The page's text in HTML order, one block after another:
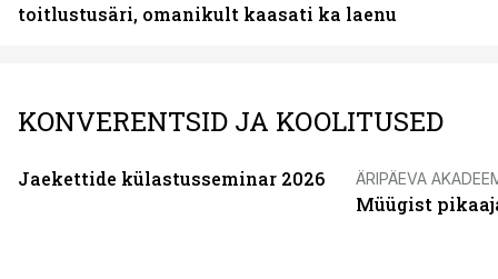
toitlustusäri, omanikult kaasati ka laenu
KONVERENTSID JA KOOLITUSED
Jaekettide külastusseminar 2026 ÄRIPÄEVA
Müügist